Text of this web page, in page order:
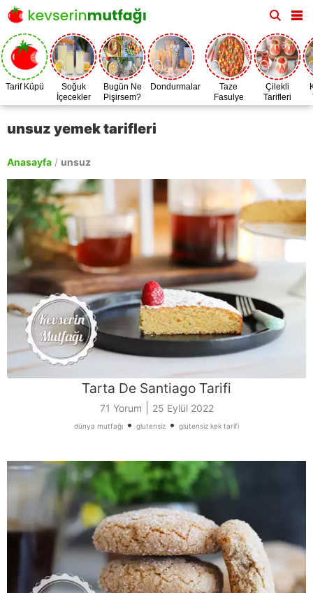
Tarif Küpü
Soğuk
İçecekler
Bugün Ne
Pişirsem?
Dondurmalar
Taze
Fasulye
Zamanı
Çilekli
Tarifleri
unsuz yemek tarifleri
Anasayfa / unsuz
Tarta De Santiago Tarifi
71 Yorum 25 Eylül 2022
dünya mutfağı • glutensiz • glutensiz kek tarifi